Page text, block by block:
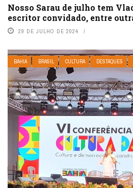
Nosso Sarau de julho tem
escritor convidado, entre
29 DE JULHO DE 2024
BAHIA BRASIL CULTURA DESTAQUES